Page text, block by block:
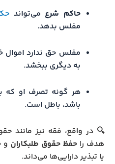
حاکم شرع می‌تواند
مفلس بدهد.
مفلس حق ندارد اموال
به دیگری ببخشد.
هر گونه تصرف او که
باشد، باطل است.
🔍 در واقع، فقه نیز مانند
هدف راحفظ حقوق طلبکاران و
یا تبذیر دارایی‌ها می‌داند.